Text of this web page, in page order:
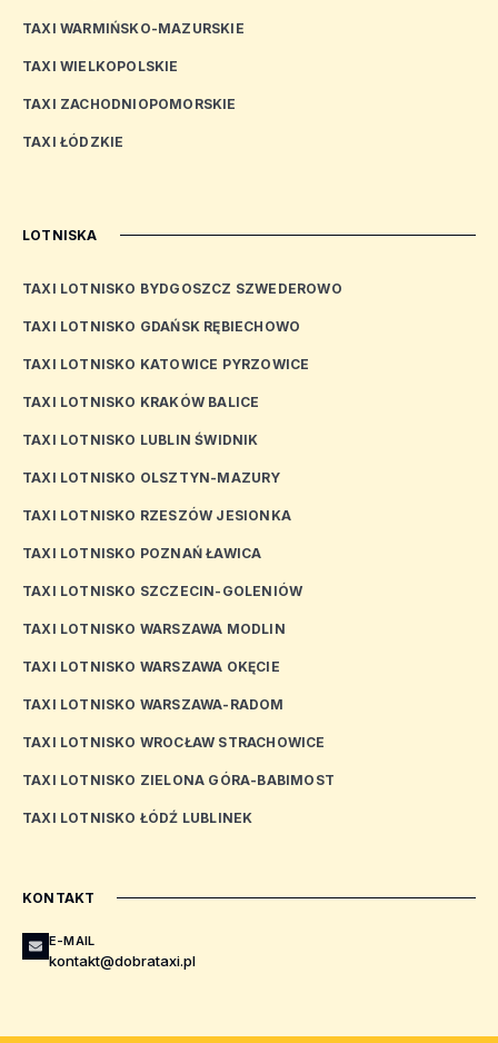
TAXI WARMIŃSKO-MAZURSKIE
TAXI WIELKOPOLSKIE
TAXI ZACHODNIOPOMORSKIE
TAXI ŁÓDZKIE
LOTNISKA
TAXI LOTNISKO BYDGOSZCZ SZWEDEROWO
TAXI LOTNISKO GDAŃSK RĘBIECHOWO
TAXI LOTNISKO KATOWICE PYRZOWICE
TAXI LOTNISKO KRAKÓW BALICE
TAXI LOTNISKO LUBLIN ŚWIDNIK
TAXI LOTNISKO OLSZTYN-MAZURY
TAXI LOTNISKO RZESZÓW JESIONKA
TAXI LOTNISKO POZNAŃ ŁAWICA
TAXI LOTNISKO SZCZECIN-GOLENIÓW
TAXI LOTNISKO WARSZAWA MODLIN
TAXI LOTNISKO WARSZAWA OKĘCIE
TAXI LOTNISKO WARSZAWA-RADOM
TAXI LOTNISKO WROCŁAW STRACHOWICE
TAXI LOTNISKO ZIELONA GÓRA-BABIMOST
TAXI LOTNISKO ŁÓDŹ LUBLINEK
KONTAKT
E-MAIL
kontakt@dobrataxi.pl